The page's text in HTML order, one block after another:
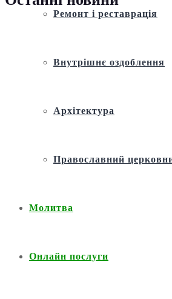
Ремонт і реставрація
Внутрішнє оздоблення
Архітектура
Православний
Молитва
Онлайн послуги